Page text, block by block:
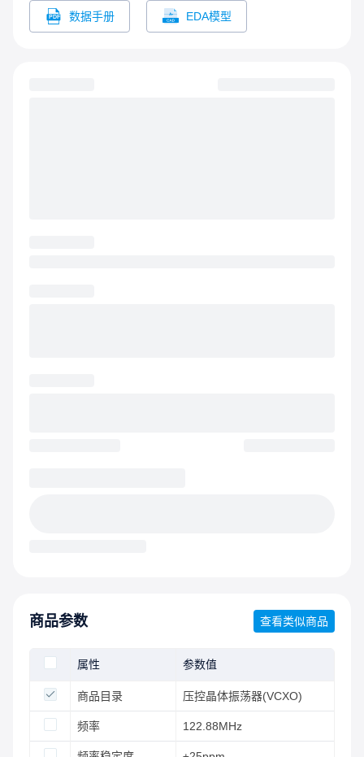
数据手册 EDA模型
商品参数 查看类似商品
属性 参数值
商品目录 压控晶体振荡器(VCXO)
频率 122.88MHz